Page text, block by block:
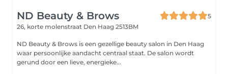
ND Beauty & Brows
5
26, korte molenstraat Den Haag 2513BM
ND Beauty & Brows is een gezellige beauty salon in Den Haag
waar persoonlijke aandacht centraal staat. De salon wordt
gerund door een lieve, energieke...